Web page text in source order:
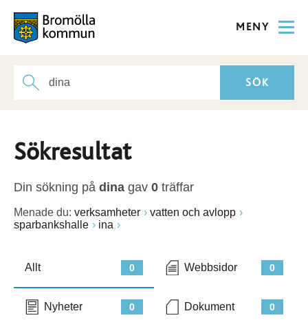
MENY
Sökresultat
Din sökning på dina gav 0 träffar
Menade du: verksamheter
vatten och avlopp
sparbankshalle
ina
0
Allt 0
Webbsidor
0
Nyheter 0
Dokument